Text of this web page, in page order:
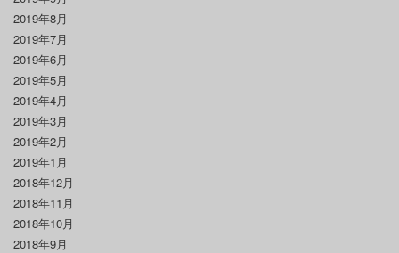
2019年8月
2019年7月
2019年6月
2019年5月
2019年4月
2019年3月
2019年2月
2019年1月
2018年12月
2018年11月
2018年10月
2018年9月